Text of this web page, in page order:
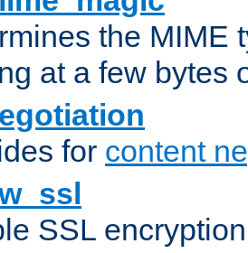
the MIME
at a few bytes
for content
SSL